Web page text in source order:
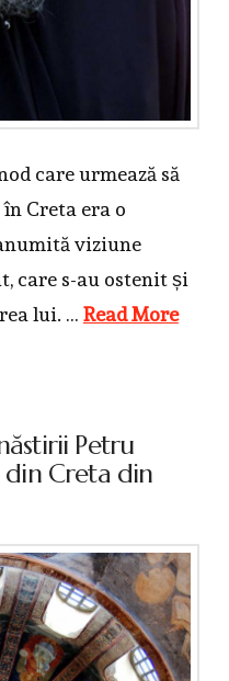
care urmează să
Creta era o
viziune
care s-au ostenit și
lui. … Read More
Petru
din Creta din